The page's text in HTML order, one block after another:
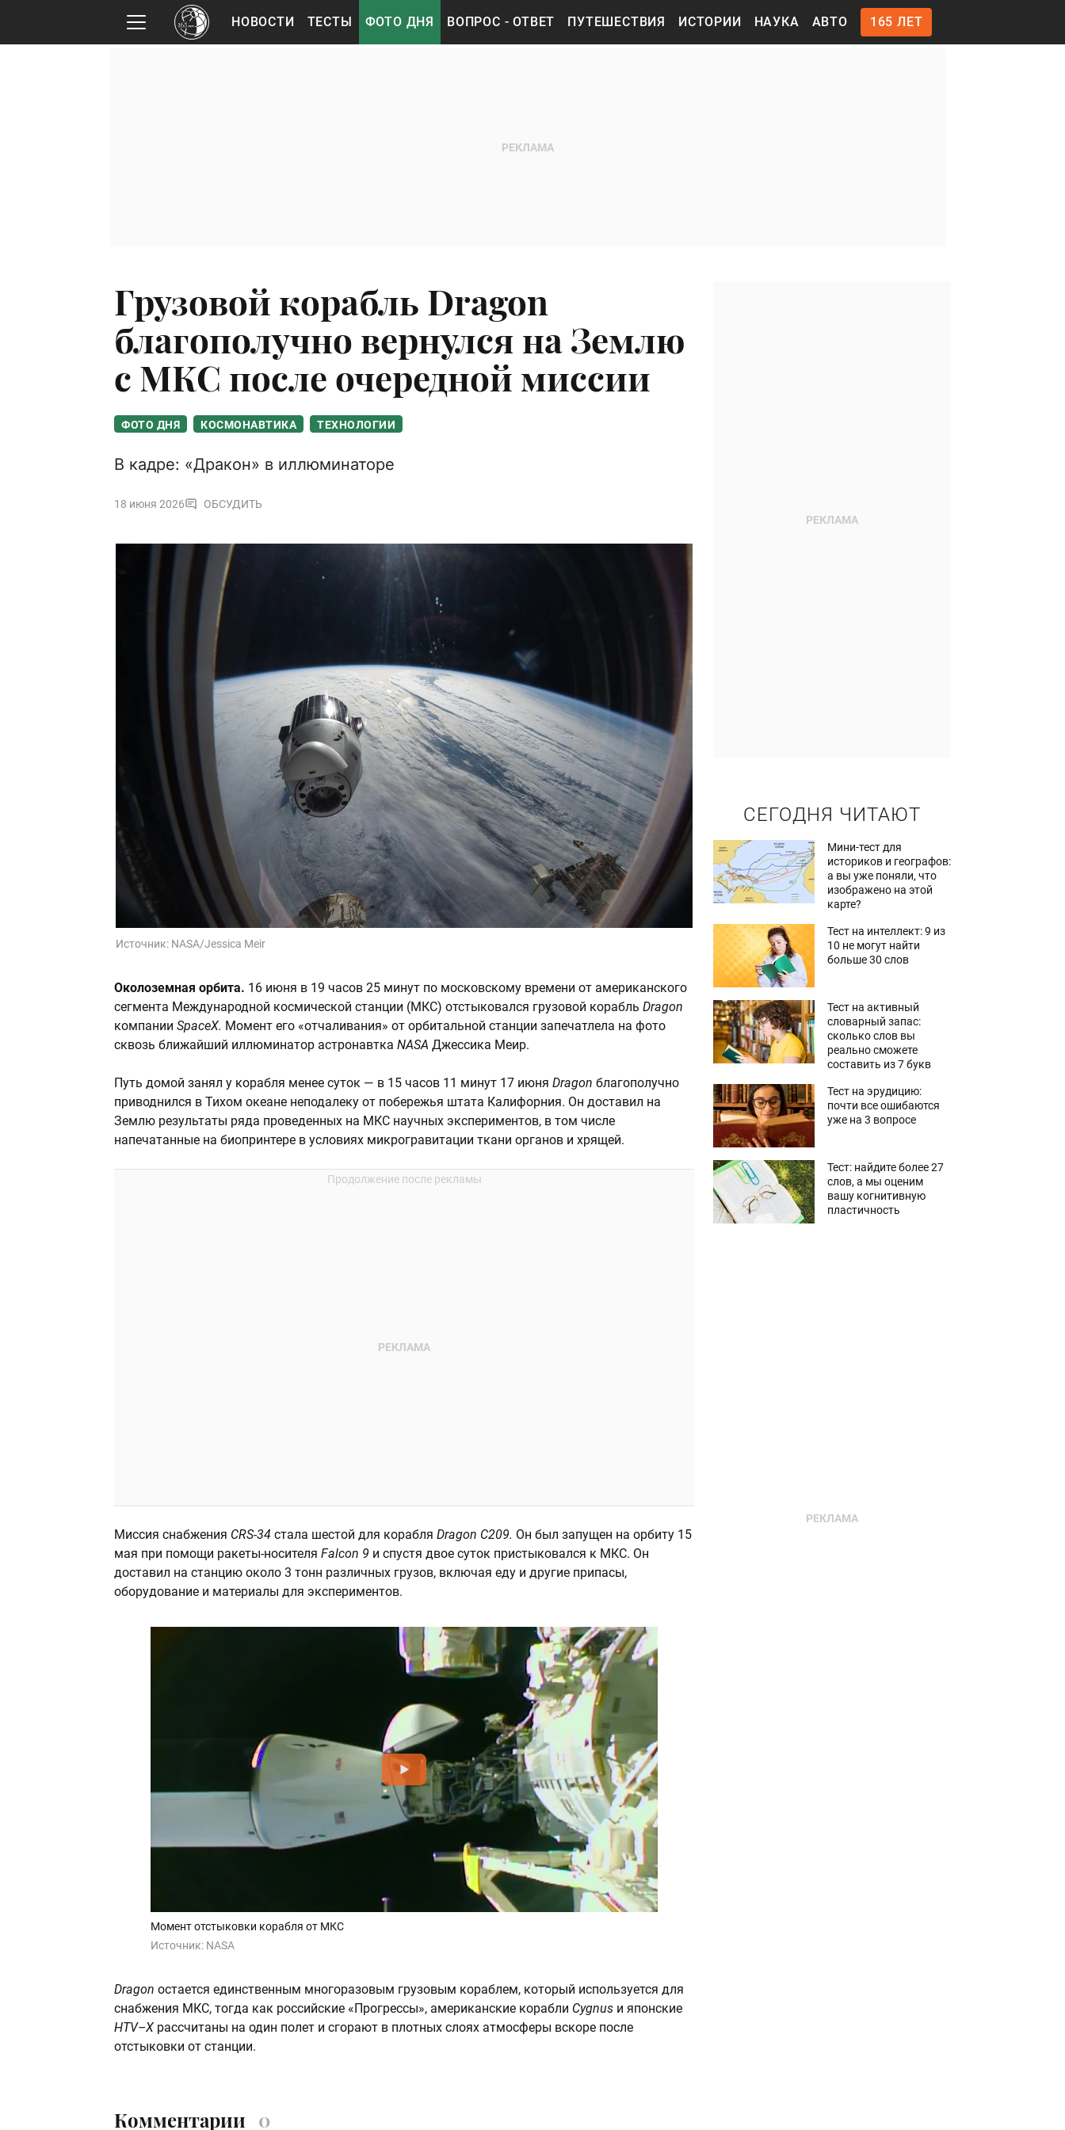
НОВОСТИ ТЕСТЫ ФОТО ДНЯ ВОПРОС - ОТВЕТ ПУТЕШЕСТВИЯ ИСТОРИИ НАУКА АВТО 165 ЛЕТ
Грузовой корабль Dragon
благополучно вернулся на Землю
с МКС после очередной миссии
ФОТО ДНЯ КОСМОНАВТИКА ТЕХНОЛОГИИ
В кадре: «Дракон» в иллюминаторе
18 июня 2026 ОБСУДИТЬ
Источник: NASA/Jessica Meir
Околоземная орбита. 16 июня в 19 часов 25 минут по московскому времени от американского
сегмента Международной космической станции (МКС) отстыковался грузовой корабль Dragon
компании SpaceX. Момент его «отчаливания» от орбитальной станции запечатлела на фото
сквозь ближайший иллюминатор астронавтка NASA Джессика Меир.
Путь домой занял у корабля менее суток — в 15 часов 11 минут 17 июня Dragon благополучно
приводнился в Тихом океане неподалеку от побережья штата Калифорния. Он доставил на
Землю результаты ряда проведенных на МКС научных экспериментов, в том числе
напечатанные на биопринтере в условиях микрогравитации ткани органов и хрящей.
Миссия снабжения CRS-34 стала шестой для корабля Dragon C209. Он был запущен на орбиту 15
мая при помощи ракеты-носителя Falcon 9 и спустя двое суток пристыковался к МКС. Он
доставил на станцию около 3 тонн различных грузов, включая еду и другие припасы,
оборудование и материалы для экспериментов.
Момент отстыковки корабля от МКС
Источник: NASA
Dragon остается единственным многоразовым грузовым кораблем, который используется для
снабжения МКС, тогда как российские «Прогрессы», американские корабли Cygnus и японские
HTV–X рассчитаны на один полет и сгорают в плотных слоях атмосферы вскоре после
отстыковки от станции.
СЕГОДНЯ ЧИТАЮТ
Мини-тест для
историков и географов:
а вы уже поняли, что
изображено на этой
карте?
Тест на интеллект: 9 из
10 не могут найти
больше 30 слов
Тест на активный
словарный запас:
сколько слов вы
реально сможете
составить из 7 букв
Тест на эрудицию:
почти все ошибаются
уже на 3 вопросе
Тест: найдите более 27
слов, а мы оценим
вашу когнитивную
пластичность
Комментарии 0